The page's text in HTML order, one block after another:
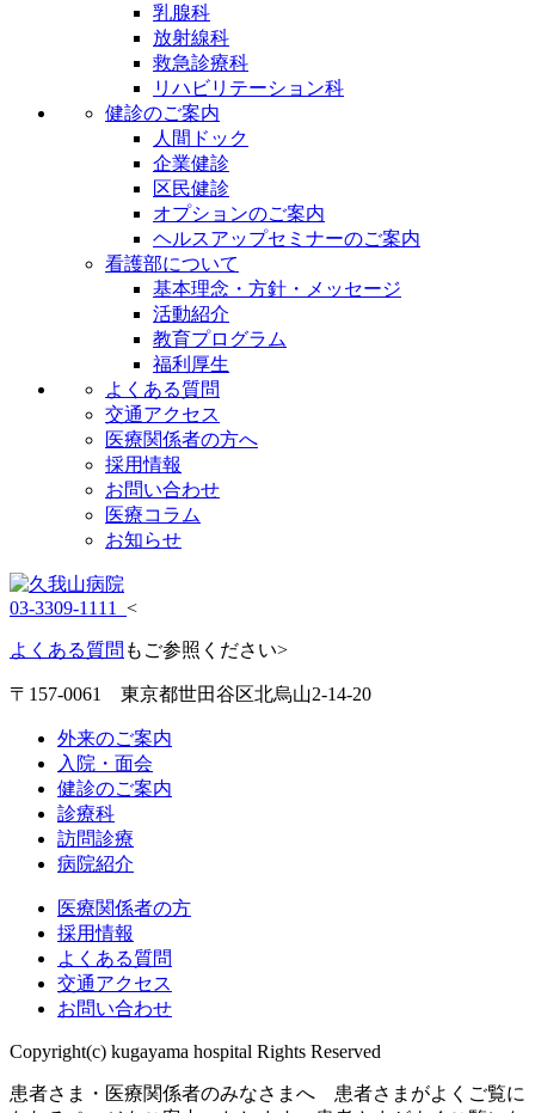
乳腺科
放射線科
救急診療科
リハビリテーション科
健診のご案内
人間ドック
企業健診
区民健診
オプションのご案内
ヘルスアップセミナーのご案内
看護部について
基本理念・方針・メッセージ
活動紹介
教育プログラム
福利厚生
よくある質問
交通アクセス
医療関係者の方へ
採用情報
お問い合わせ
医療コラム
お知らせ
03-3309-1111 <
よくある質問 もご参照ください>
〒157-0061 東京都世田谷区北烏山2-14-20
外来のご案内
入院・面会
健診のご案内
診療科
訪問診療
病院紹介
医療関係者の方
採用情報
よくある質問
交通アクセス
お問い合わせ
Copyright(c) kugayama hospital Rights Reserved
患者さま・医療関係者のみなさまへ 患者さまがよくご覧に